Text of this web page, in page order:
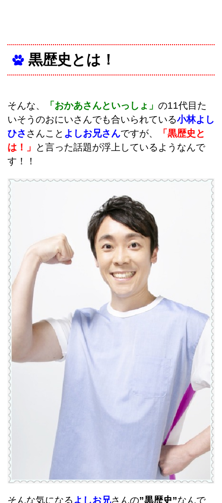
黒歴史とは！
そんな、 「おかあさんといっしょ」 の11代目た
いそうのおにいさんでも合いられている小林よし
ひさ さんこと よしお兄さんですが、
「黒歴史と
は！」
と言った話題が浮上しているようなんで
す！！
そんな気になるよしお兄さんの”黒歴史”なんで